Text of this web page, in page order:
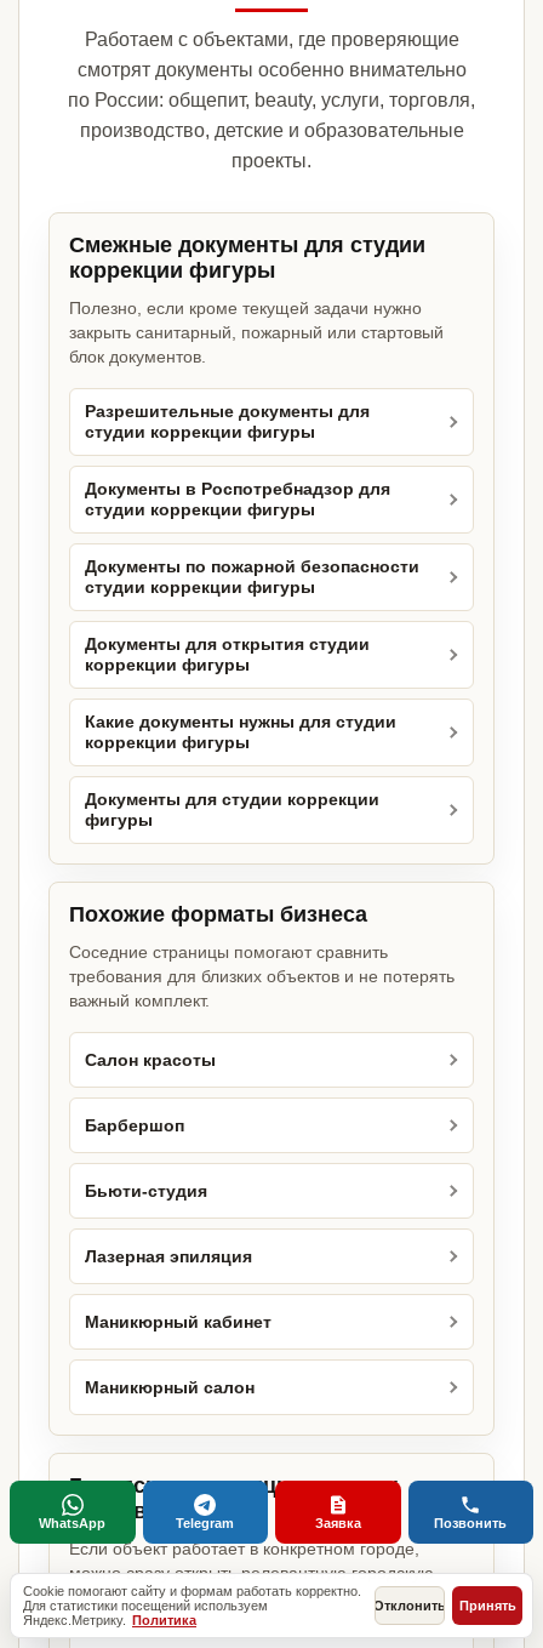
Работаем с объектами, где проверяющие
смотрят документы особенно внимательно
по России: общепит, beauty, услуги, торговля,
производство, детские и образовательные
проекты.
Смежные документы для студии
коррекции фигуры
Полезно, если кроме текущей задачи нужно
закрыть санитарный, пожарный или стартовый
блок документов.
Разрешительные документы для
студии коррекции фигуры
Документы в Роспотребнадзор для
студии коррекции фигуры
Документы по пожарной безопасности
студии коррекции фигуры
Документы для открытия студии
коррекции фигуры
Какие документы нужны для студии
коррекции фигуры
Документы для студии коррекции
фигуры
Похожие форматы бизнеса
Соседние страницы помогают сравнить
требования для близких объектов и не потерять
важный комплект.
Салон красоты
Барбершоп
Бьюти-студия
Лазерная эпиляция
Маникюрный кабинет
Маникюрный салон
Городские страницы по этому
направлению
Если объект работает в конкретном городе,
можно сразу открыть релевантную городскую
страницу.
Cookie помогают сайту и формам работать корректно.
Для статистики посещений используем
Яндекс.Метрику. Политика
Отклонить Принять
WhatsApp Telegram Заявка Позвонить